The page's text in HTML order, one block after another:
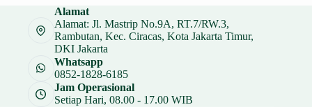
Rp 168.000.
adalah:
Rp 126.000.
Alamat
Alamat: Jl. Mastrip No.9A, RT.7/RW.3,
Rambutan, Kec. Ciracas, Kota Jakarta Timur,
DKI Jakarta
Whatsapp
0852-1828-6185
Jam Operasional
Setiap Hari, 08.00 - 17.00 WIB